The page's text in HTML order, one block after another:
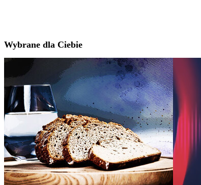
Wybrane dla Ciebie